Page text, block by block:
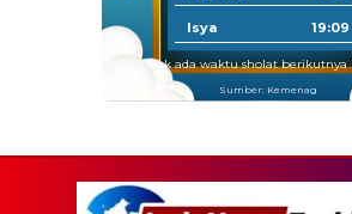
Isya 19:09
Tidak ada waktu sholat berikutnya
Sumber: Kemenag